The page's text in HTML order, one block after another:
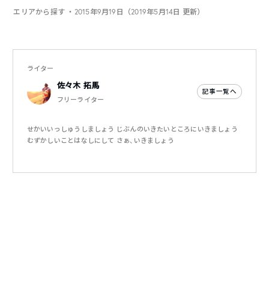
エリアから探す ・2015年9月19日（2019年5月14日 更新）
ライター
佐々木 拓馬
フリーライター
記事一覧へ
せかいいっしゅうしましょう じぶんのいきたいところにいきましょう
むずかしいことはなしにして さぁ、いきましょう